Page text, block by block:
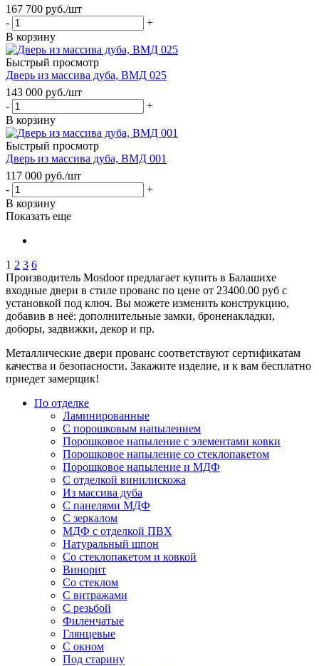
167 700 руб./шт
-
+
В корзину
Быстрый просмотр
Дверь из массива дуба, ВМД 025
143 000 руб./шт
-
+
В корзину
Быстрый просмотр
Дверь из массива дуба, ВМД 001
117 000 руб./шт
-
+
В корзину
Показать еще
1 2 3 6
Производитель Mosdoor предлагает купить в Балашихе
входные двери в стиле прованс по цене от 23400.00 руб с
установкой под ключ. Вы можете изменить конструкцию,
добавив в неё: дополнительные замки, броненакладки,
доборы, задвижки, декор и пр.
Металлические двери прованс соответствуют сертификатам
качества и безопасности. Закажите изделие, и к вам бесплатно
приедет замерщик!
По отделке
Ламинированные
С порошковым напылением
Порошковое напыление с элементами ковки
Порошковое напыление со стеклопакетом
Порошковое напыление и МДФ
С отделкой винилискожа
Из массива дуба
С панелями МДФ
С зеркалом
МДФ с отделкой ПВХ
Натуральный шпон
Со стеклопакетом и ковкой
Винорит
Со стеклом
С витражами
С резьбой
Филенчатые
Глянцевые
С окном
Под старину